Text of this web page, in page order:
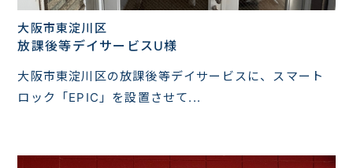
大阪市東淀川区
放課後等デイサービスU様
大阪市東淀川区の放課後等デイサービスに、スマート
ロック「EPIC」を設置させて...